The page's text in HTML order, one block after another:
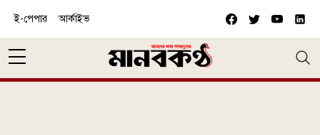
ই-পেপার আর্কাইভ